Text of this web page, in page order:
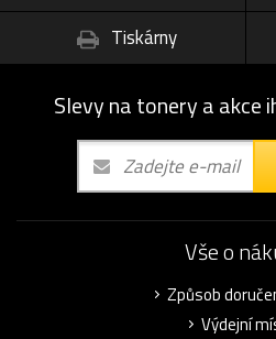
Tiskárny
Slevy na tonery a akce
Vše o
Způsob
Výdejní